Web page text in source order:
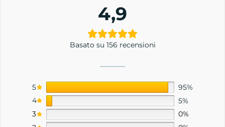
4,9
Basato su 156 recensioni
5
95%
4
5%
3
0%